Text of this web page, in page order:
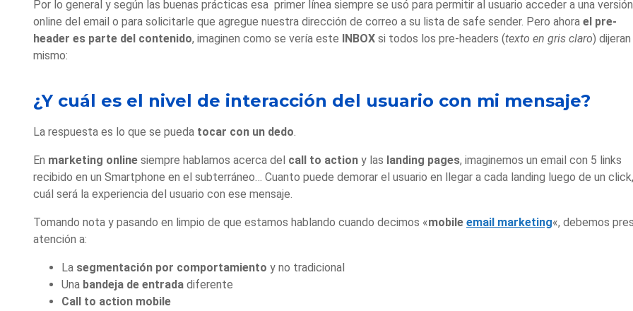
Por lo general y según las buenas prácticas esa primer línea siempre se usó para permitir al usuario acceder a una versión
online del email o para solicitarle que agregue nuestra dirección de correo a su lista de safe sender. Pero ahora el pre-
header es parte del contenido, imaginen como se vería este INBOX si todos los pre-headers (texto en gris claro)
mismo:
¿Y cuál es el nivel de interacción del usuario con mi mensaje?
La respuesta es lo que se pueda tocar con un dedo.
En marketing online siempre hablamos acerca del call to action y las landing pages, imaginemos un email con 5 links
recibido en un Smartphone en el subterráneo… Cuanto puede demorar el usuario en llegar a cada landing luego de un click,
cuál será la experiencia del usuario con ese mensaje.
Tomando nota y pasando en limpio de que estamos hablando cuando decimos «mobile email marketing«, debemos
atención a:
La segmentación por comportamiento y no tradicional
Una bandeja de entrada diferente
Call to action mobile